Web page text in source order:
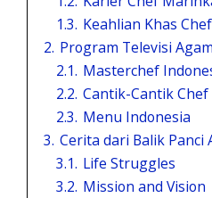
1.3. Keahlian Khas
2. Program Televisi
2.1. Masterchef
2.2. Cantik-Cantik Chef
2.3. Menu Indonesia
3. Cerita dari Balik Panci
3.1. Life Struggles
3.2. Mission and Vision